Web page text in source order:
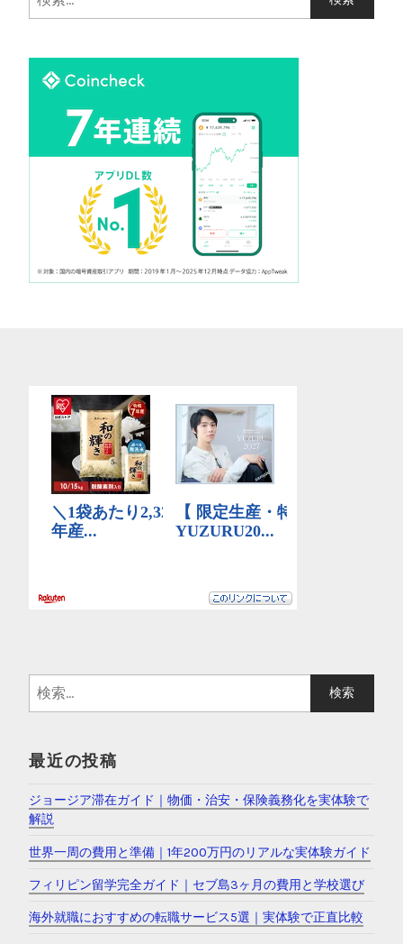
索
検
索
最近の投稿
ジョージア滞在ガイド｜物価・治安・保険義務化を実体験で
解説
世界一周の費用と準備｜1年200万円のリアルな実体験ガイド
フィリピン留学完全ガイド｜セブ島3ヶ月の費用と学校選び
海外就職におすすめの転職サービス5選｜実体験で正直比較